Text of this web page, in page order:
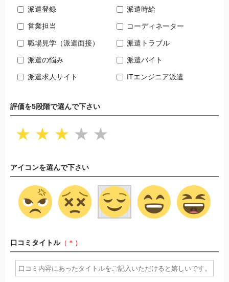
派遣登録 派遣時給
営業担当 コーディネーター
職場見学（派遣面接） 派遣トラブル
派遣の悩み 派遣バイト
派遣求人サイト ITエンジニア派遣
評価を5段階で選んで下さい
★ ★ ★ ★ ★
アイコンを選んで下さい
口コミタイトル（＊）